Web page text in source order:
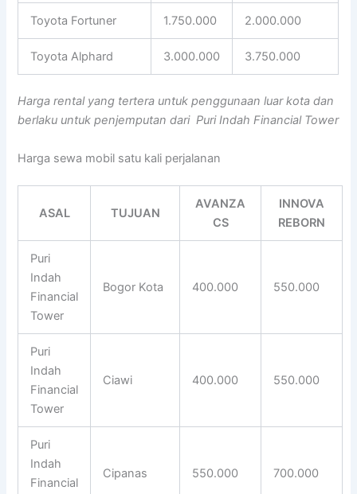
Toyota Fortuner 1.750.000 2.000.000
Toyota Alphard 3.000.000 3.750.000
Harga rental yang tertera untuk penggunaan luar kota dan
berlaku untuk penjemputan dari Puri Indah Financial Tower
Harga sewa mobil satu kali perjalanan
ASAL TUJUAN
AVANZA
CS
INNOVA
REBORN
Puri
Indah
Financial
Tower
Bogor Kota 400.000 550.000
Puri
Indah
Financial
Tower
Ciawi 400.000 550.000
Puri
Indah
Financial
Cipanas 550.000 700.000